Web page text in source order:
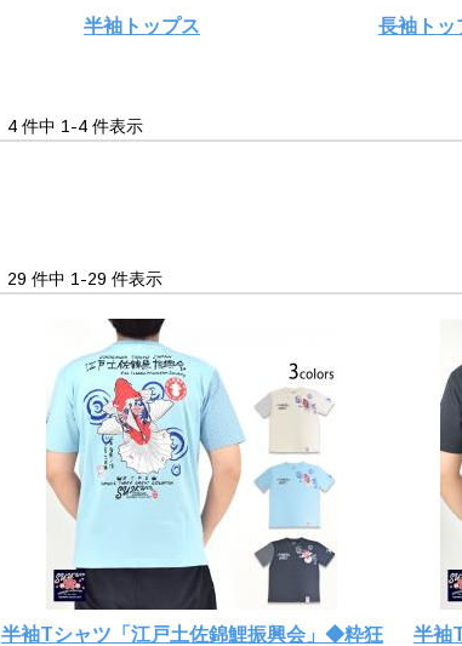
半袖トップス 長袖トッ
4 件中 1-4 件表示
29 件中 1-29 件表示
半袖Tシャツ「江戸土佐錦鯉振興会」◆粋狂 半袖